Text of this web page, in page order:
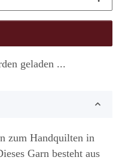
geladen ...
zum Handquilten in
Garn besteht aus